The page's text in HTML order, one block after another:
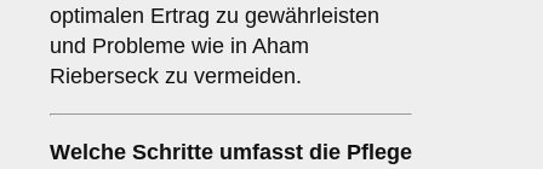
optimalen Ertrag zu gewährleisten
und Probleme wie in Aham
Rieberseck zu vermeiden.
Welche Schritte umfasst die Pflege